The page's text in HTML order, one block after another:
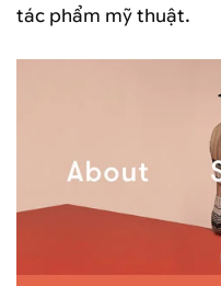
tác phẩm mỹ thuật.